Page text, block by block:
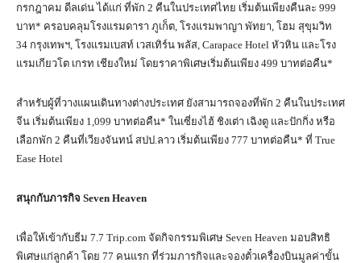
กรกฎาคม ดีลเด่น ได้แก่ ที่พัก 2 คืนในประเทศไทย เริ่มต้นเพียงคืนละ 999
บาท* ครอบคลุมโรงแรมดารา ภูเก็ต, โรงแรมพาญา พัทยา, โฮม สุขุมวิท
34 กรุงเทพฯ, โรงแรมเบสท์ เวสเทิร์น พลัส, Carapace Hotel หัวหิน และโรง
แรมเกียวโต เกรท เชียงใหม่ โดยราคาพิเศษเริ่มต้นเพียง 499 บาทต่อคืน*
สำหรับผู้ที่วางแผนเดินทางต่างประเทศ ยังสามารถจองที่พัก 2 คืนในประเทศ
จีน เริ่มต้นเพียง 1,099 บาทต่อคืน* ในเซี่ยงไฮ้ ชิงเต่า เฉิงตู และปักกิ่ง หรือ
เลือกพัก 2 คืนที่เวียงจันทน์ สปป.ลาว เริ่มต้นเพียง 777 บาทต่อคืน* ที่ True
Ease Hotel
สนุกกับภารกิจ Seven Heaven
เพื่อให้เข้ากับธีม 7.7 Trip.com จัดกิจกรรมพิเศษ Seven Heaven มอบสิทธิ
พิเศษแก่ลูกค้า โดย 77 คนแรก ที่ร่วมภารกิจและจองตั๋วเครื่องบินมูลค่าขั้น